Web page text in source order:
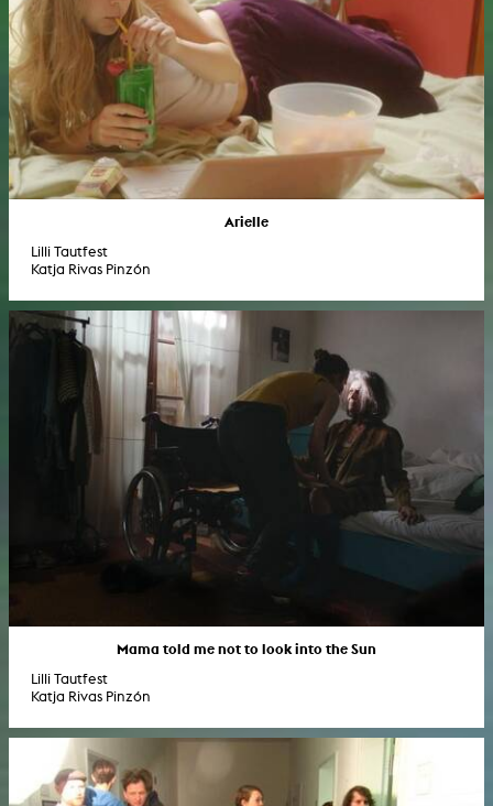
Arielle
Lilli Tautfest
Katja Rivas Pinzón
Mama told me not to look into the Sun
Lilli Tautfest
Katja Rivas Pinzón